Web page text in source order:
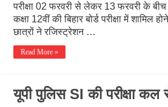
परीक्षा 02 फरवरी से लेकर 13 फरवरी के
कक्षा 12वीं की बिहार बोर्ड परीक्षा में
छात्रों ने रजिस्ट्रेशन …
Read More »
यूपी पुलिस SI की परीक्षा